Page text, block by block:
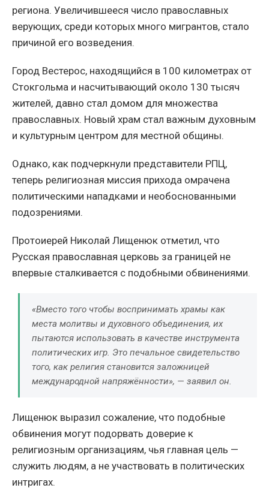
региона. Увеличившееся число православных
верующих, среди которых много мигрантов, стало
причиной его возведения.
Город Вестерос, находящийся в 100 километрах от
Стокгольма и насчитывающий около 130 тысяч
жителей, давно стал домом для множества
православных. Новый храм стал важным духовным
и культурным центром для местной общины.
Однако, как подчеркнули представители РПЦ,
теперь религиозная миссия прихода омрачена
политическими нападками и необоснованными
подозрениями.
Протоиерей Николай Лищенюк отметил, что
Русская православная церковь за границей не
впервые сталкивается с подобными обвинениями.
«Вместо того чтобы воспринимать храмы как
места молитвы и духовного объединения, их
пытаются использовать в качестве инструмента
политических игр. Это печальное свидетельство
того, как религия становится заложницей
международной напряжённости», — заявил он.
Лищенюк выразил сожаление, что подобные
обвинения могут подорвать доверие к
религиозным организациям, чья главная цель —
служить людям, а не участвовать в политических
интригах.